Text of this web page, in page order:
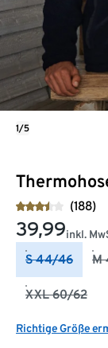
(188)
39,99inkl.
S 44/46 M
XXL 60/62
Richtige Größe
1/5